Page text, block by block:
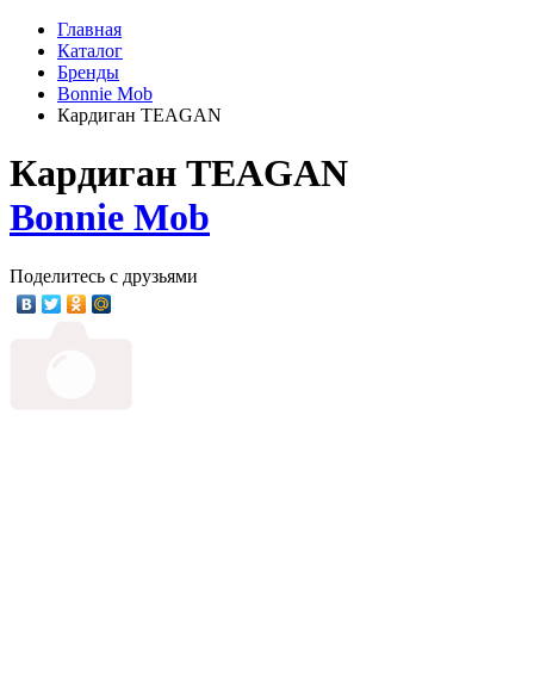
Главная
Каталог
Бренды
Bonnie Mob
Кардиган TEAGAN
Кардиган TEAGAN
Bonnie Mob
Поделитесь с друзьями